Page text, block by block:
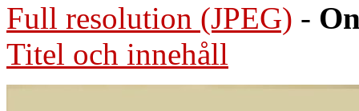
Full resolution (JPEG) -
Titel och innehåll